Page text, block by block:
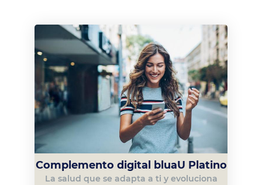
Complemento digital bluaU Platino
La salud que se adapta a ti y evoluciona